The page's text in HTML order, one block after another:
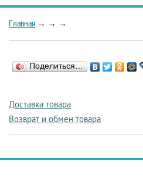
Главная → → →
Поделиться…
Доставка товара
Возврат и обмен товара